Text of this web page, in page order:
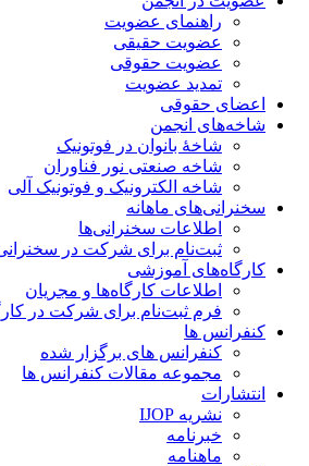
راهنمای عضویت
عضویت حقیقی
عضویت حقوقی
تمدید عضویت
اعضای حقوقی
شاخه‌های انجمن
شاخۀ بانوان در فوتونیک
شاخه صنعتی نور فناوران
شاخه‌ الکترونیک و فوتونیک آلی
سخنرانی‌های ماهانه
اطلاعات سخنرانی‌‌ها
ثبت‌نام برای شرکت در
کارگاه‌های آموزشی
اطلاعات کارگاه‌ها و مجریان
فرم ثبت‌نام برای شرکت در
کنفرانس ها
کنفرانس های برگزار شده
مجموعه مقالات کنفرانس ها
انتشارات
نشریه IJOP
خبرنامه
ماهنامه